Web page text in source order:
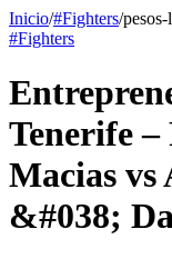
Inicio/#Fighters/
#Fighters
Tenerife –
Macias vs
&#038;